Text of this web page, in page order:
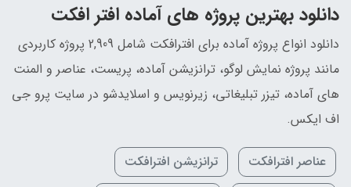
دانلود بهترین پروژه های آماده افتر افکت
دانلود انواع پروژه آماده برای افترافکت شامل 2,909 پروژه کاربردی
مانند پروژه نمایش لوگو، ترانزیشن آماده، پریست، عناصر و المنت
های آماده، تیزر تبلیغاتی، زیرنویس و اسلایدشو در سایت پرو جی
اف ایکس.
عناصر افترافکت
ترانزیشن افترافکت